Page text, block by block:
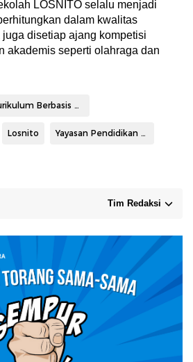
LOSNITO selalu menjadi
dalam kwalitas
disetiap ajang kompetisi
akademis seperti olahraga dan
Kurikulum Berbasis Kehidupan
Losnito Yayasan Pendidikan Lokon
Tim Redaksi